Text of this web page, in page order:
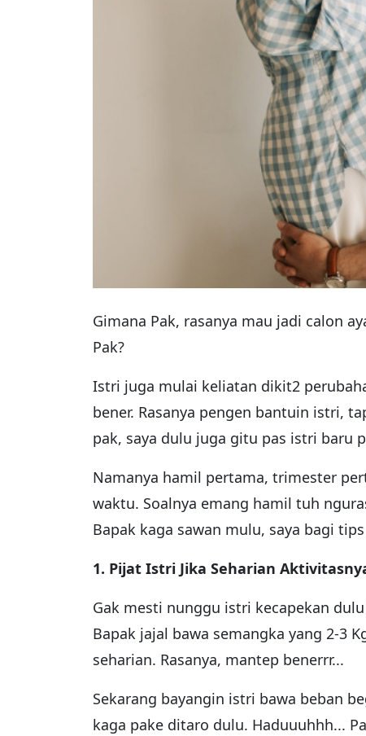
Gimana Pak, rasanya mau jadi calon
Pak?
Istri juga mulai keliatan dikit2
bener. Rasanya pengen bantuin istri,
pak, saya dulu juga gitu pas istri baru
Namanya hamil pertama, trimester
waktu. Soalnya emang hamil tuh
Bapak kaga sawan mulu, saya bagi
1. Pijat Istri Jika Seharian
Gak mesti nunggu istri kecapekan
Bapak jajal bawa semangka yang 2-3
seharian. Rasanya, mantep benerrr...
Sekarang bayangin istri bawa beban
kaga pake ditaro dulu. Haduuuhhh...